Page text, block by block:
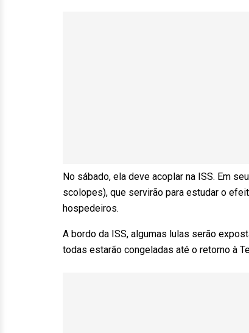
No sábado, ela deve acoplar na ISS. Em
scolopes), que servirão para estudar o
hospedeiros.
A bordo da ISS, algumas lulas serão
todas estarão congeladas até o retorno à